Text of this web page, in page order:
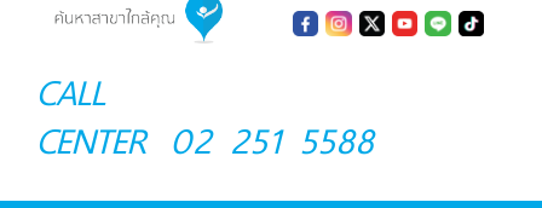
CALL
CENTER 02 251 5588